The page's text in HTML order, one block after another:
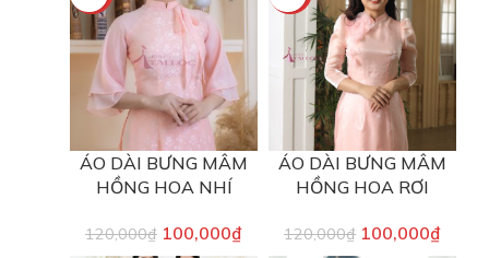
ÁO DÀI BƯNG MÂM
HỒNG HOA NHÍ
120,000₫ 100,000₫
ÁO DÀI BƯNG MÂM
HỒNG HOA RƠI
120,000₫ 100,000₫